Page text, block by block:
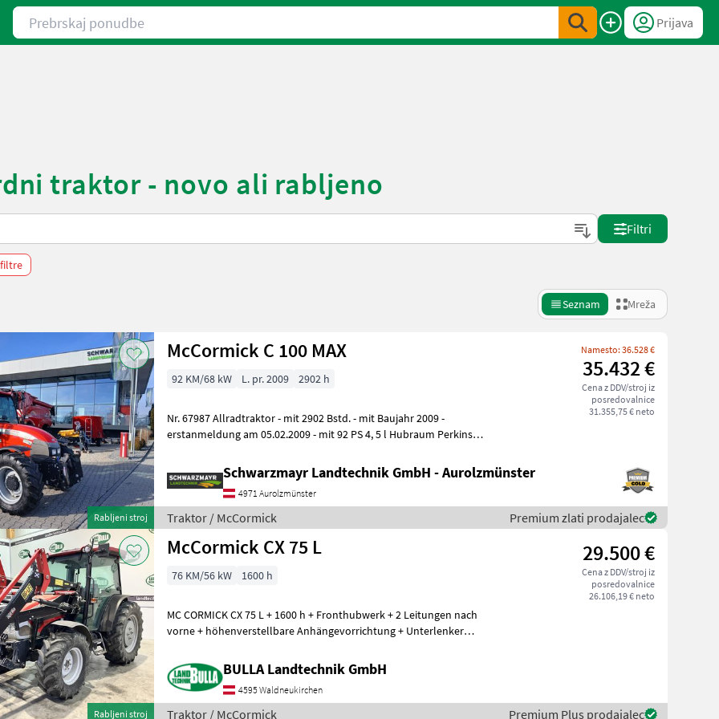
Prebrskaj ponudbe
Prijava
traktor - novo ali rabljeno
Filtri
Seznam Mreža
Rabljeni stroj
McCormick C 100 MAX Namesto: 36.528 €
35.432 €
Cena z DDV/stroj iz
posredovalnice
31.355,75 € neto
92 KM/68 kW L. pr. 2009 2902 h
Nr. 67987 Allradtraktor - mit 2902 Bstd. - mit Baujahr 2009 -
erstanmeldung am 05.02.2009 - mit 92 PS 4, 5 l Hubraum Perkins
Schwarzmayr Landtechnik GmbH - Aurolzmünster
4971 Aurolzmünster
Traktor / McCormick Premium zlati prodajalec
Rabljeni stroj
McCormick CX 75 L 29.500 €
Cena z DDV/stroj iz
posredovalnice
26.106,19 € neto
76 KM/56 kW 1600 h
MC CORMICK CX 75 L + 1600 h + Fronthubwerk + 2 Leitungen nach
vorne + höhenverstellbare Anhängevorrichtung + Unterlenker
BULLA Landtechnik GmbH
4595 Waldneukirchen
Traktor / McCormick Premium Plus prodajalec